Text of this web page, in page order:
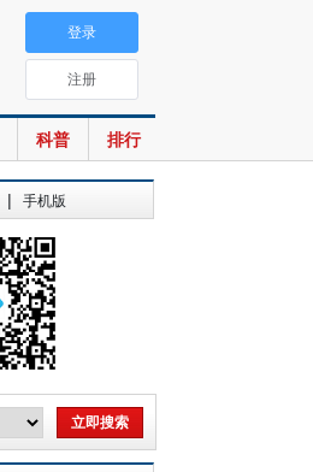
科普 排行
登录
注册
| 手机版